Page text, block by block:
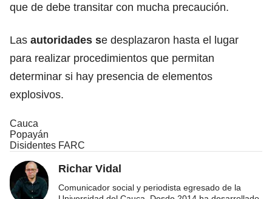
que de debe transitar con mucha precaución.
Las autoridades se desplazaron hasta el lugar
para realizar procedimientos que permitan
determinar si hay presencia de elementos
explosivos.
Cauca
Popayán
Disidentes FARC
Richar Vidal
Comunicador social y periodista egresado de la